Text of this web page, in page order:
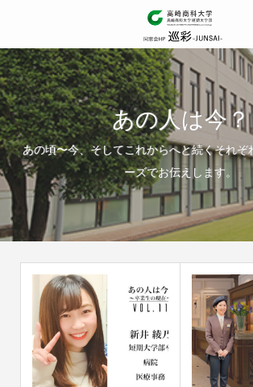
あの人は今？
あの頃〜今、そしてこれからへと続くそれぞ
ーズでお伝えします。